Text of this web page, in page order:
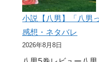
小説【八男】「八男
感想・ネタバレ
2026年8月8日